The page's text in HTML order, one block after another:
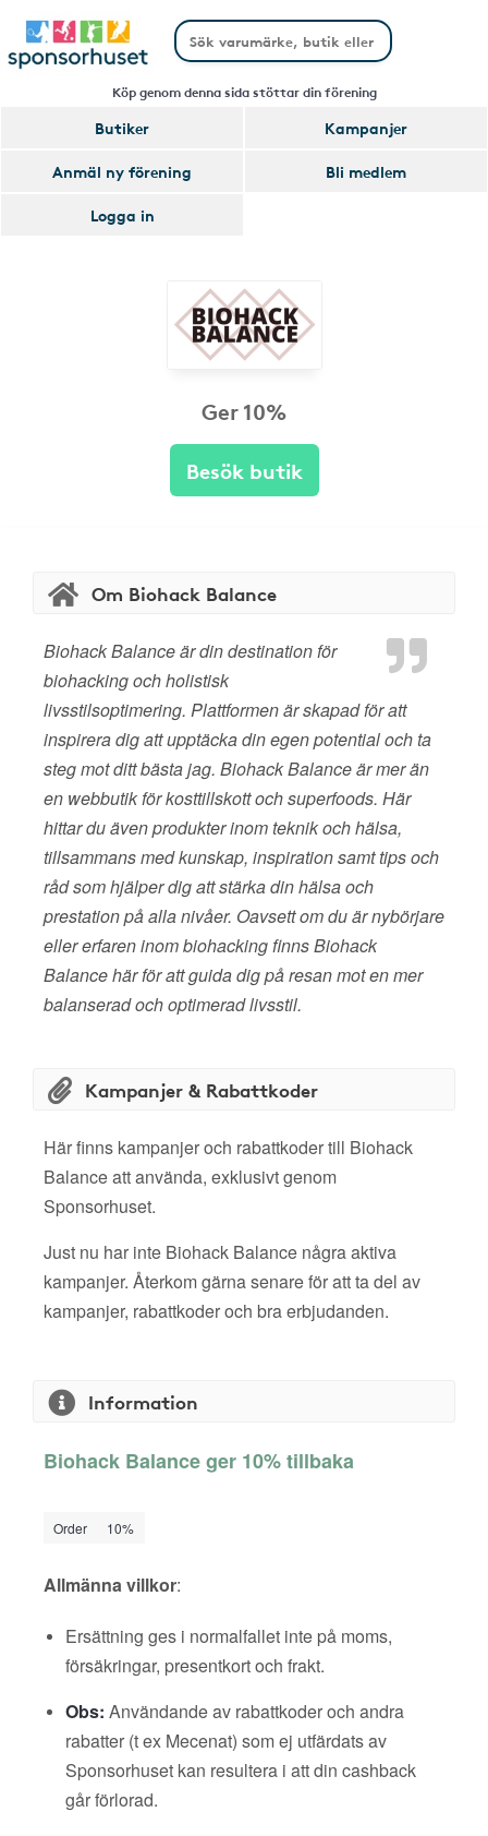
Köp genom denna sida stöttar din förening
Butiker
Kampanjer
Anmäl ny förening
Bli medlem
Logga in
Ger 10%
Besök butik
Om Biohack Balance
Biohack Balance är din destination för
biohacking och holistisk
livsstilsoptimering. Plattformen är skapad för att
inspirera dig att upptäcka din egen potential och ta
steg mot ditt bästa jag. Biohack Balance är mer än
en webbutik för kosttillskott och superfoods. Här
hittar du även produkter inom teknik och hälsa,
tillsammans med kunskap, inspiration samt tips och
råd som hjälper dig att stärka din hälsa och
prestation på alla nivåer. Oavsett om du är nybörjare
eller erfaren inom biohacking finns Biohack
Balance här för att guida dig på resan mot en mer
balanserad och optimerad livsstil.
Kampanjer & Rabattkoder
Här finns kampanjer och rabattkoder till Biohack
Balance att använda, exklusivt genom
Sponsorhuset.
Just nu har inte Biohack Balance några aktiva
kampanjer. Återkom gärna senare för att ta del av
kampanjer, rabattkoder och bra erbjudanden.
Information
Biohack Balance ger 10% tillbaka
Order 10%
Allmänna villkor:
Ersättning ges i normalfallet inte på moms,
försäkringar, presentkort och frakt.
Obs: Användande av rabattkoder och andra
rabatter (t ex Mecenat) som ej utfärdats av
Sponsorhuset kan resultera i att din cashback
går förlorad.